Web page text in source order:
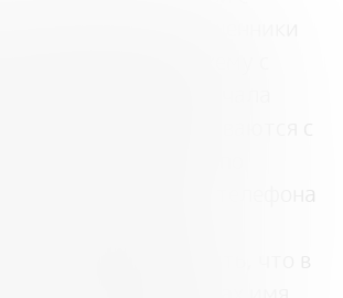
Мошенники
подобную схему с
переводом: сначала
а следом связываются с
просят вернуть их по
(номеру телефона
карты). Проявив
можно обнаружить, что в